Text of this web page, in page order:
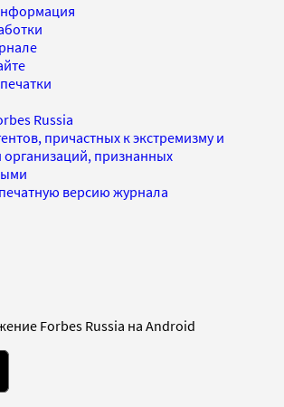
Russia
причастных к экстремизму и
организаций, признанных
версию журнала
Forbes Russia на Android